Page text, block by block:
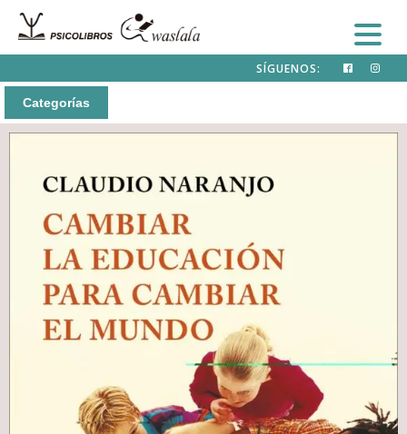
SÍGUENOS:
Categorías